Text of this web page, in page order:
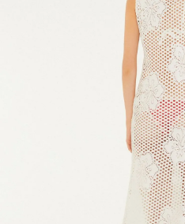
Estojo
Fone e
Frescobol
Lancheira
Lenço